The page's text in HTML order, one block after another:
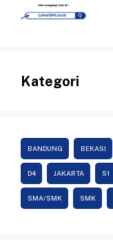
Kategori
BANDUNG BEKASI
D4 JAKARTA S1
SMA/SMK SMK